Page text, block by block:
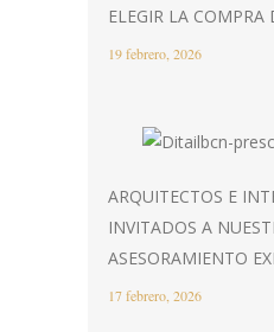
ELEGIR LA COMPRA
19 febrero, 2026
ARQUITECTOS E
INVITADOS A
ASESORAMIENTO
17 febrero, 2026